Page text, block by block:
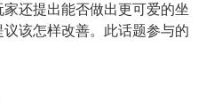
还提出能否做出更可爱的坐
该怎样改善。此话题参与的